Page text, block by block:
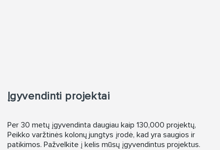
Įgyvendinti projektai
Per 30 metų įgyvendinta daugiau kaip 130,000 projektų,
Peikko varžtinės kolonų jungtys įrodė, kad yra saugios ir
patikimos. Pažvelkite į kelis mūsų įgyvendintus projektus.